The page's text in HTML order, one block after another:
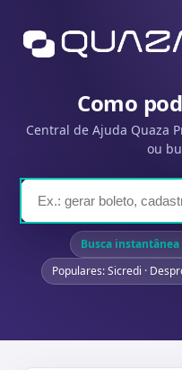
Como
Central de Ajuda Quaza
ou
Busca instantânea
Populares: Sicredi ·